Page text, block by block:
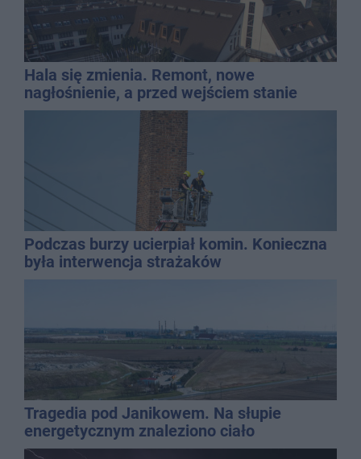
Hala się zmienia. Remont, nowe
nagłośnienie, a przed wejściem stanie
QEMETICA ARENA
Podczas burzy ucierpiał komin. Konieczna
była interwencja strażaków
Tragedia pod Janikowem. Na słupie
energetycznym znaleziono ciało
mężczyzny